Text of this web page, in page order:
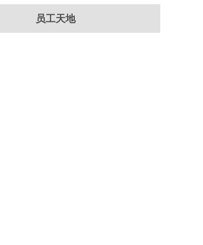
员工天地